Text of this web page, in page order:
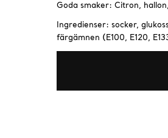
Goda smaker: Citron,
Ingredienser: socker,
färgämnen (E100, E120,